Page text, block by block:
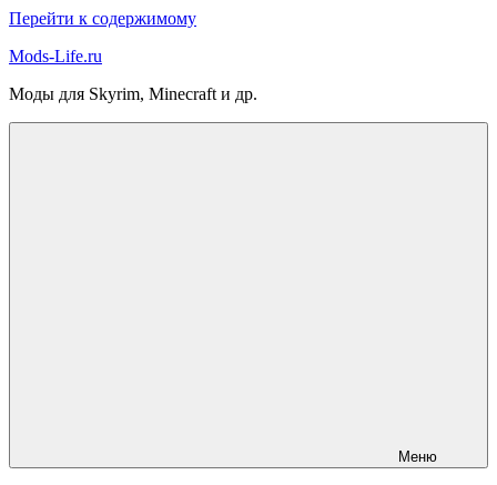
Перейти к содержимому
Mods-Life.ru
Моды для Skyrim, Minecraft и др.
Меню